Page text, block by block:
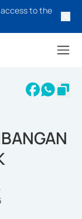
to the